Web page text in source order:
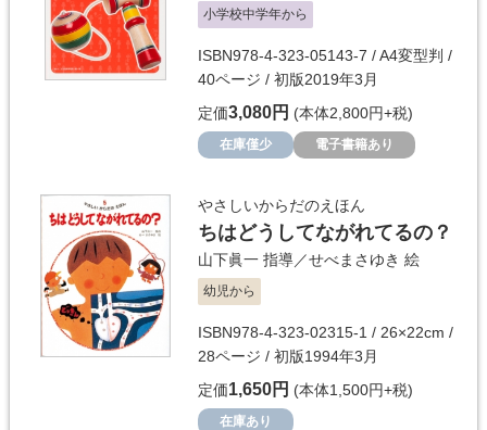
小学校中学年から
ISBN978-4-323-05143-7 / A4変型判 /
40ページ / 初版2019年3月
定価3,080円 (本体2,800円+税)
在庫僅少 電子書籍あり
やさしいからだのえほん
ちはどうしてながれてるの？
山下眞一 指導／せべまさゆき 絵
幼児から
ISBN978-4-323-02315-1 / 26×22cm /
28ページ / 初版1994年3月
定価1,650円 (本体1,500円+税)
在庫あり